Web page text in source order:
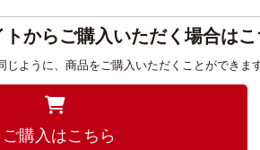
からご購入いただく場合はこ
ように、商品をご購入いただくことができます
ご購入はこちら